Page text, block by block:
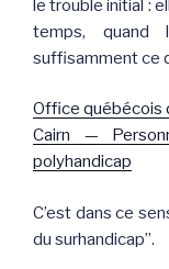
le trouble initial :
temps, quand
suffisamment ce
Office québécois
Cairn —
polyhandicap
C’est dans ce
du surhandicap”.